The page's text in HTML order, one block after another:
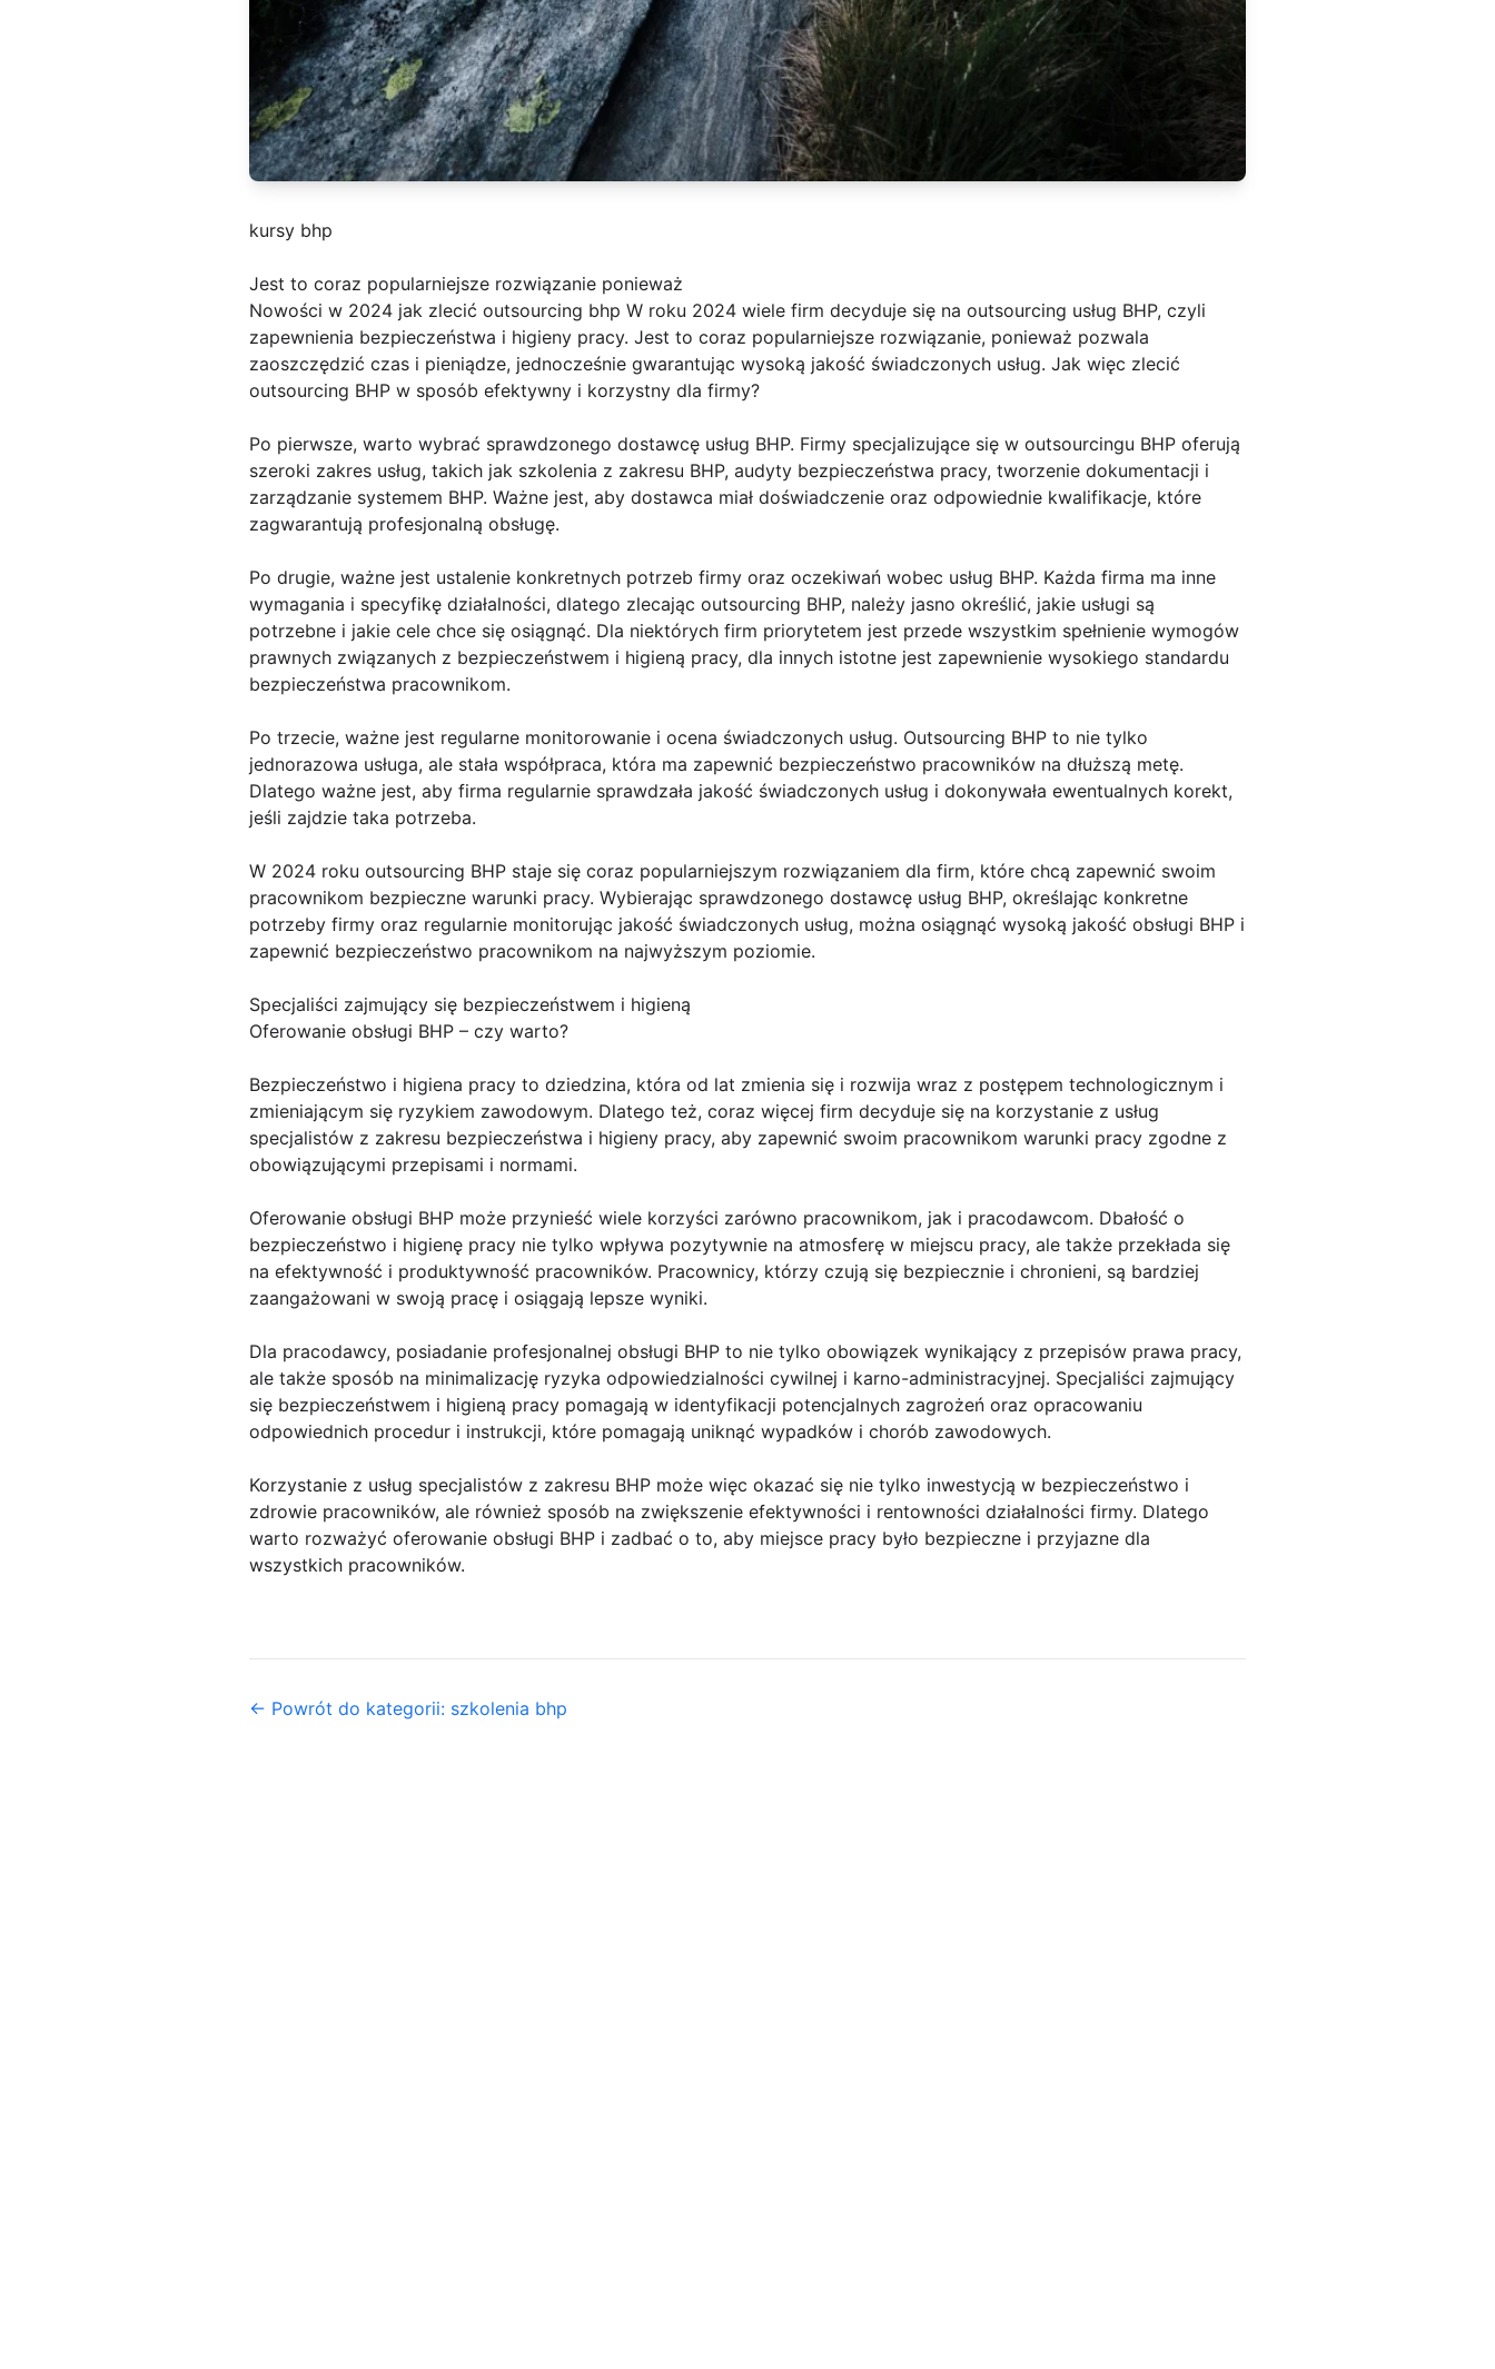
kursy bhp
Jest to coraz popularniejsze rozwiązanie ponieważ
Nowości w 2024 jak zlecić outsourcing bhp W roku 2024 wiele firm decyduje się na outsourcing usług BHP, czyli
zapewnienia bezpieczeństwa i higieny pracy. Jest to coraz popularniejsze rozwiązanie, ponieważ pozwala
zaoszczędzić czas i pieniądze, jednocześnie gwarantując wysoką jakość świadczonych usług. Jak więc zlecić
outsourcing BHP w sposób efektywny i korzystny dla firmy?
Po pierwsze, warto wybrać sprawdzonego dostawcę usług BHP. Firmy specjalizujące się w outsourcingu BHP oferują
szeroki zakres usług, takich jak szkolenia z zakresu BHP, audyty bezpieczeństwa pracy, tworzenie dokumentacji i
zarządzanie systemem BHP. Ważne jest, aby dostawca miał doświadczenie oraz odpowiednie kwalifikacje, które
zagwarantują profesjonalną obsługę.
Po drugie, ważne jest ustalenie konkretnych potrzeb firmy oraz oczekiwań wobec usług BHP. Każda firma ma inne
wymagania i specyfikę działalności, dlatego zlecając outsourcing BHP, należy jasno określić, jakie usługi są
potrzebne i jakie cele chce się osiągnąć. Dla niektórych firm priorytetem jest przede wszystkim spełnienie wymogów
prawnych związanych z bezpieczeństwem i higieną pracy, dla innych istotne jest zapewnienie wysokiego standardu
bezpieczeństwa pracownikom.
Po trzecie, ważne jest regularne monitorowanie i ocena świadczonych usług. Outsourcing BHP to nie tylko
jednorazowa usługa, ale stała współpraca, która ma zapewnić bezpieczeństwo pracowników na dłuższą metę.
Dlatego ważne jest, aby firma regularnie sprawdzała jakość świadczonych usług i dokonywała ewentualnych korekt,
jeśli zajdzie taka potrzeba.
W 2024 roku outsourcing BHP staje się coraz popularniejszym rozwiązaniem dla firm, które chcą zapewnić swoim
pracownikom bezpieczne warunki pracy. Wybierając sprawdzonego dostawcę usług BHP, określając konkretne
potrzeby firmy oraz regularnie monitorując jakość świadczonych usług, można osiągnąć wysoką jakość obsługi BHP i
zapewnić bezpieczeństwo pracownikom na najwyższym poziomie.
Specjaliści zajmujący się bezpieczeństwem i higieną
Oferowanie obsługi BHP – czy warto?
Bezpieczeństwo i higiena pracy to dziedzina, która od lat zmienia się i rozwija wraz z postępem technologicznym i
zmieniającym się ryzykiem zawodowym. Dlatego też, coraz więcej firm decyduje się na korzystanie z usług
specjalistów z zakresu bezpieczeństwa i higieny pracy, aby zapewnić swoim pracownikom warunki pracy zgodne z
obowiązującymi przepisami i normami.
Oferowanie obsługi BHP może przynieść wiele korzyści zarówno pracownikom, jak i pracodawcom. Dbałość o
bezpieczeństwo i higienę pracy nie tylko wpływa pozytywnie na atmosferę w miejscu pracy, ale także przekłada się
na efektywność i produktywność pracowników. Pracownicy, którzy czują się bezpiecznie i chronieni, są bardziej
zaangażowani w swoją pracę i osiągają lepsze wyniki.
Dla pracodawcy, posiadanie profesjonalnej obsługi BHP to nie tylko obowiązek wynikający z przepisów prawa pracy,
ale także sposób na minimalizację ryzyka odpowiedzialności cywilnej i karno-administracyjnej. Specjaliści zajmujący
się bezpieczeństwem i higieną pracy pomagają w identyfikacji potencjalnych zagrożeń oraz opracowaniu
odpowiednich procedur i instrukcji, które pomagają uniknąć wypadków i chorób zawodowych.
Korzystanie z usług specjalistów z zakresu BHP może więc okazać się nie tylko inwestycją w bezpieczeństwo i
zdrowie pracowników, ale również sposób na zwiększenie efektywności i rentowności działalności firmy. Dlatego
warto rozważyć oferowanie obsługi BHP i zadbać o to, aby miejsce pracy było bezpieczne i przyjazne dla
wszystkich pracowników.
← Powrót do kategorii: szkolenia bhp